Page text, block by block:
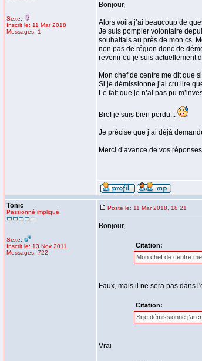
Sexe:
Inscrit le: 11 Mar 2018
Messages: 1
Bonjour,
Alors voilà j’ai beaucoup de
Je suis pompier volontaire
souhaitais au près de mon cs.
non pas de région donc de
revenir ou je suis actuellement
Mon chef de centre me dit que
Si je démissionne j’ai cru lire
Le fait que je n’ai pas pu
Bref je suis bien perdu...
Je précise que j’ai déjà
Merci d’avance de vos
Tonic
Passionné impliqué
Sexe:
Inscrit le: 13 Nov 2011
Messages: 722
Posté le: 11 Mar 2018, 18:21
Bonjour,
Citation:
Mon chef de centre
Faux, mais il ne sera pas dans
Citation:
Si je démissionne j’ai
Vrai